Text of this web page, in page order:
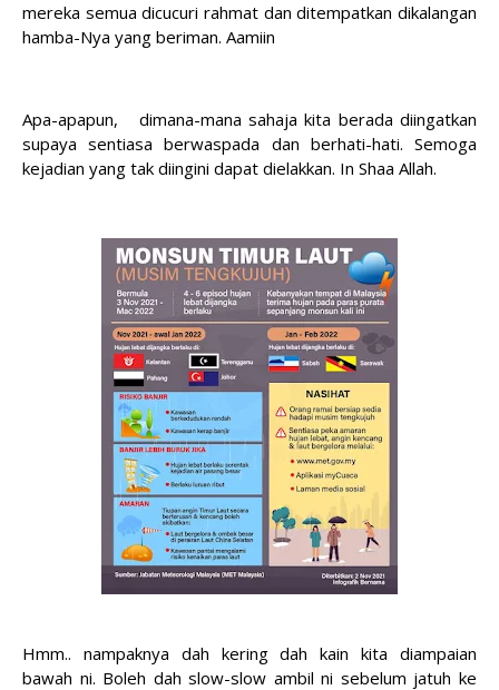
mereka semua dicucuri rahmat dan ditempatkan dikalangan
hamba-Nya yang beriman. Aamiin
Apa-apapun, dimana-mana sahaja kita berada diingatkan
supaya sentiasa berwaspada dan berhati-hati. Semoga
kejadian yang tak diingini dapat dielakkan. In Shaa Allah.
Hmm.. nampaknya dah kering dah kain kita diampaian
bawah ni. Boleh dah slow-slow ambil ni sebelum jatuh ke